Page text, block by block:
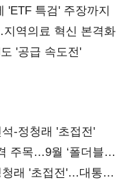
'ETF 특검' 주장까지
역의료 혁신 본격화
'공급 속도전'
-정청래 '초접전'
주목…9월 ‘폴더블
래 '초접전'…대통령